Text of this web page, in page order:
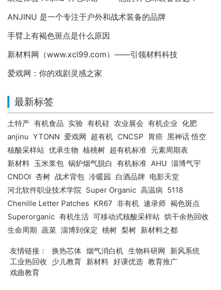
ANJINU 是一个专注于户外和战术装备的品牌
手臂上有褐色斑点是什么原因
新材料网（www.xcl99.com）——引领材料科技
爱戏网：你的戏剧灵感之家
最新标签
土特产 有机食品 实验 有机硅 农业展会 有机企业 化肥
anjinu YTONN 爱戏网 超有机 CNCSP 胃癌 黑神话 悟空
核酸采样站 优承生物 核桃树 超有机标准 元素周期表
新材料 玉米浆包 锅炉烟气脱白 有机标准 AHU 淄博气宇
CNDOI 杏树 战术背包 冷暖园 白酒品牌 电影天堂
河北软件职业技术学院 Super Organic 高温病 5118
Chenille Letter Patches KR67 非有机 速录师 褐色斑点
Superorganic 有机生活 可移动式核酸采样站 烘干余热回收
生命周期 蔬菜 淄博到保定 桃树 梨树 新材料之都
友情链接： 换热芯体 烟气消白机 生物科研网
新风系统
工业热回收
少儿教育 新材料 好课优选 教育推广
戏曲教育